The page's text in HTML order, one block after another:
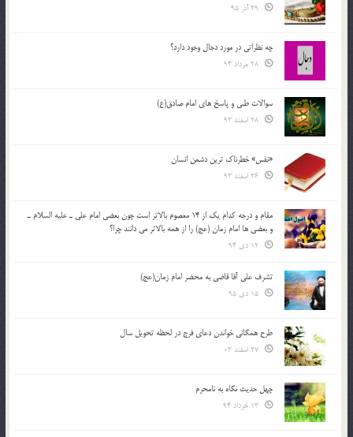
چه نظراتی در مورد دجال وجود دارد؟
سوالات طبی و پاسخ های امام صادق(ع)
«نفس» خطرناک ترین دشمن انسان
مقام و درجه كدام يك از 14 معصوم بالاتر است چون بعضي امام علي ـ عليه السلام ـ
و بعضي ها امام زمان (عج) را از همه بالاتر مي دانند چرا؟
تشرف علي آقا قاضي به محضر امام زمان(عج)
طرح همگانی خواندن دعای فرج در لحظه تحویل سال
چهل حدیث نگاه به نامحرم